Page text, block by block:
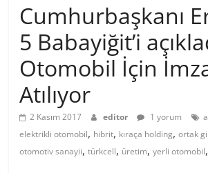
Cumhurbaşkanı
5 Babayiğit’i
Otomobil İçin
Atılıyor
2 Kasım 2017 editor 1 yorum
elektrikli otomobil, hibrit, kıraça holding,ortak
otomotiv sanayii,türkcell, üretim,yerli otomobil